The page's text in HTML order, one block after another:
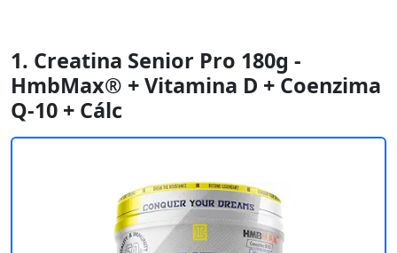
1. Creatina Senior Pro 180g -
HmbMax® + Vitamina D + Coenzima
Q-10 + Cálc